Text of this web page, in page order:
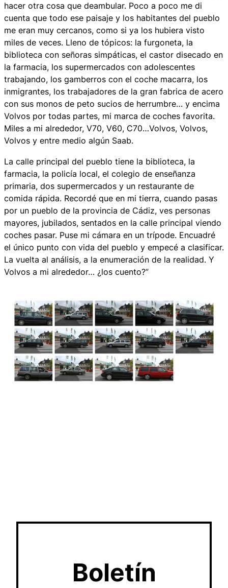
hacer otra cosa que deambular. Poco a poco me di
cuenta que todo ese paisaje y los habitantes del pueblo
me eran muy cercanos, como si ya los hubiera visto
miles de veces. Lleno de tópicos: la furgoneta, la
biblioteca con señoras simpáticas, el castor disecado en
la farmacia, los supermercados con adolescentes
trabajando, los gamberros con el coche macarra, los
inmigrantes, los trabajadores de la gran fabrica de acero
con sus monos de peto sucios de herrumbre… y encima
Volvos por todas partes, mi marca de coches favorita.
Miles a mi alrededor, V70, V60, C70…Volvos, Volvos,
Volvos y entre medio algún Saab.
La calle principal del pueblo tiene la biblioteca, la
farmacia, la policía local, el colegio de enseñanza
primaria, dos supermercados y un restaurante de
comida rápida. Recordé que en mi tierra, cuando pasas
por un pueblo de la provincia de Cádiz, ves personas
mayores, jubilados, sentados en la calle principal viendo
coches pasar. Puse mi cámara en un trípode. Encuadré
el único punto con vida del pueblo y empecé a clasificar.
La vuelta al análisis, a la enumeración de la realidad. Y
Volvos a mi alrededor… ¿los cuento?”
Boletín